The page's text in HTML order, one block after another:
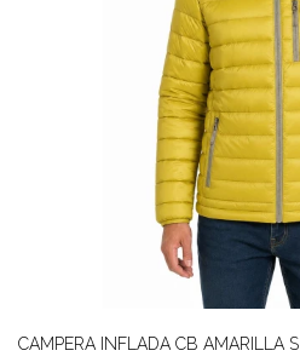
CAMPERA INFLADA CB AMARILLA S